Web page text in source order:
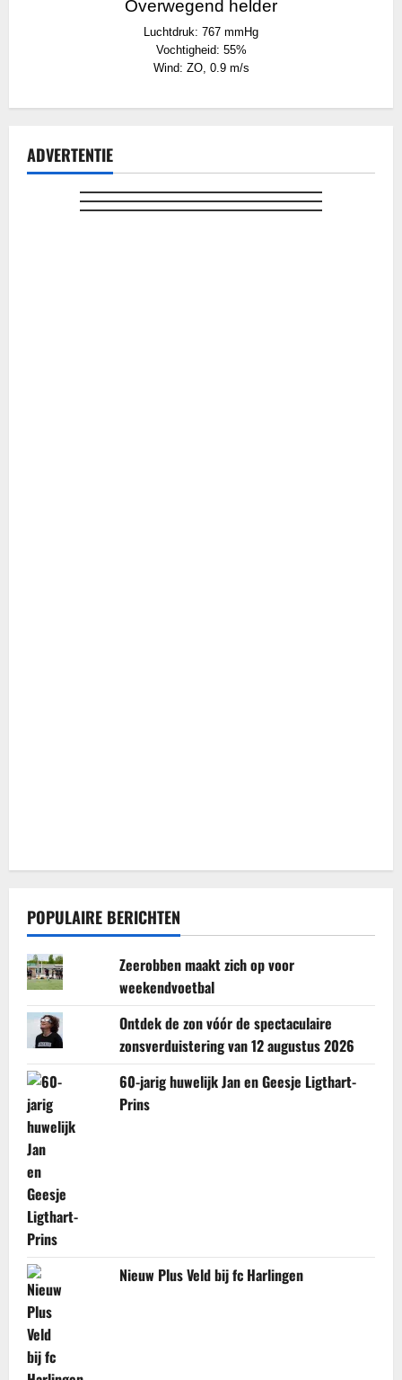
Overwegend helder
Luchtdruk: 767 mmHg
Vochtigheid: 55%
Wind: ZO, 0.9 m/s
ADVERTENTIE
POPULAIRE BERICHTEN
Zeerobben maakt zich op voor
weekendvoetbal
Ontdek de zon vóór de spectaculaire
zonsverduistering van 12 augustus 2026
60-jarig huwelijk Jan en Geesje Ligthart-
Prins
Nieuw Plus Veld bij fc Harlingen